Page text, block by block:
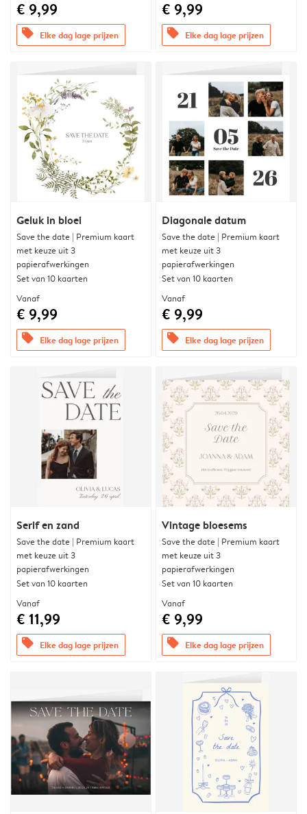
€ 9,99
offers Elke dag lage prijzen
€ 9,99
offers Elke dag lage prijzen
Geluk in bloei
Save the date | Premium kaart
met keuze uit 3
papierafwerkingen
Set van 10 kaarten
Vanaf
€ 9,99
offers Elke dag lage prijzen
Diagonale datum
Save the date | Premium kaart
met keuze uit 3
papierafwerkingen
Set van 10 kaarten
Vanaf
€ 9,99
offers Elke dag lage prijzen
Serif en zand
Save the date | Premium kaart
met keuze uit 3
papierafwerkingen
Set van 10 kaarten
Vanaf
€ 11,99
offers Elke dag lage prijzen
Vintage bloesems
Save the date | Premium kaart
met keuze uit 3
papierafwerkingen
Set van 10 kaarten
Vanaf
€ 9,99
offers Elke dag lage prijzen